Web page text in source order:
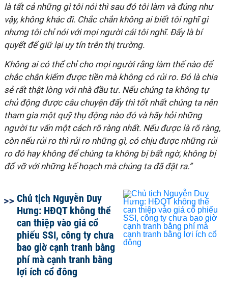
là tất cả những gì tôi nói thì sau đó tôi làm và đúng như
vậy, không khác đi. Chắc chắn không ai biết tôi nghĩ gì
nhưng tôi chỉ nói với mọi người cái tôi nghĩ. Đấy là bí
quyết để giữ lại uy tín trên thị trường.
Không ai có thể chỉ cho mọi người rằng làm thế nào để
chắc chắn kiếm được tiền mà không có rủi ro. Đó là chia
sẻ rất thật lòng với nhà đầu tư. Nếu chúng ta không tự
chủ động được câu chuyện đấy thì tốt nhất chúng ta nên
tham gia một quỹ thụ động nào đó và hãy hỏi những
người tư vấn một cách rõ ràng nhất. Nếu được là rõ ràng,
còn nếu rủi ro thì rủi ro những gì, có chịu được những rủi
ro đó hay không để chúng ta không bị bất ngờ, không bị
đổ vỡ với những kế hoạch mà chúng ta đã đặt ra.”
Chủ tịch Nguyễn Duy
Hưng: HĐQT không thể
can thiệp vào giá cổ
phiếu SSI, công ty chưa
bao giờ cạnh tranh bằng
phí mà cạnh tranh bằng
lợi ích cổ đông